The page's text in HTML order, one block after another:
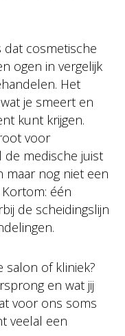
dat cosmetische
ogen in vergelijk
Het
je smeert en
kunt krijgen.
voor
de medische juist
maar nog niet een
één
de scheidingslijn
salon of kliniek?
en wat jij
voor ons soms
veelal een